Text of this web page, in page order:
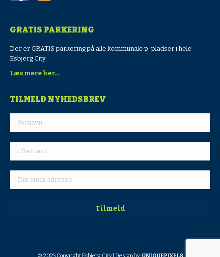
GRATIS PARKERING
Der er GRATIS parkering på alle kommunale p-pladser i hele
Esbjerg City
Læs mere her...
TILMELD NYHEDSBREV